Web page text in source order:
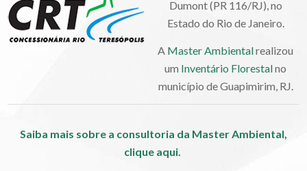
Dumont (PR 116/RJ), no
Estado do Rio de Janeiro.
A Master Ambientalrealizou
um Inventário Florestalno
município de Guapimirim, RJ.
Saiba mais sobre a consultoria da Master Ambiental,
clique aqui.